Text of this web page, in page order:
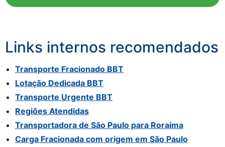
Links internos recomendados
Transporte Fracionado BBT
Lotação Dedicada BBT
Transporte Urgente BBT
Regiões Atendidas
Transportadora de São Paulo para Roraima
Carga Fracionada com origem em São Paulo